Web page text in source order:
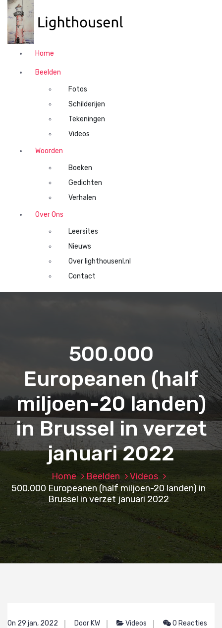
Home
Beelden
Fotos
Schilderijen
Tekeningen
Videos
Woorden
Boeken
Gedichten
Verhalen
Over Ons
Leersites
Nieuws
Over lighthousenl.nl
Contact
500.000
Europeanen (half
miljoen-20 landen)
in Brussel in verzet
januari 2022
Home Beelden
Videos
500.000 Europeanen (half miljoen-20 landen) in
Brussel in verzet januari 2022
On 29 jan, 2022 Door KW Videos 0 Reacties